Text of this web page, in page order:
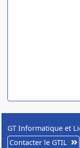
GT Informatique et
Contacter le GTIL